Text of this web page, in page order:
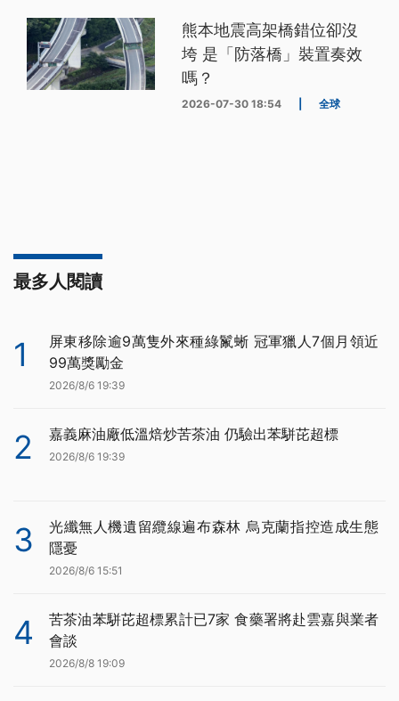
熊本地震高架橋錯位卻沒
垮 是「防落橋」裝置奏效
嗎？
2026-07-30 18:54 全球
最多人閱讀
1
屏東移除逾9萬隻外來種綠鬣蜥 冠軍獵人7個月領近
99萬獎勵金
2026/8/6 19:39
2 嘉義麻油廠低溫焙炒苦茶油 仍驗出苯駢芘超標
2026/8/6 19:39
3
光纖無人機遺留纜線遍布森林 烏克蘭指控造成生態
隱憂
2026/8/6 15:51
4
苦茶油苯駢芘超標累計已7家 食藥署將赴雲嘉與業者
會談
2026/8/8 19:09